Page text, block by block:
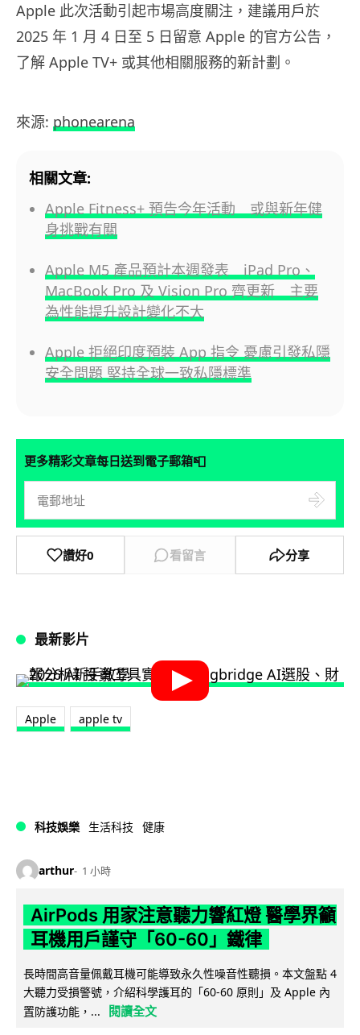
Apple 此次活動引起市場高度關注，建議用戶於
2025 年 1 月 4 日至 5 日留意 Apple 的官方公告，
了解 Apple TV+ 或其他相關服務的新計劃。
來源: phonearena
相關文章:
Apple Fitness+ 預告今年活動 或與新年健
身挑戰有關
Apple M5 產品預計本週發表 iPad Pro、
MacBook Pro 及 Vision Pro 齊更新 主要
為性能提升設計變化不大
Apple 拒絕印度預裝 App 指令 憂慮引發私隱
安全問題 堅持全球一致私隱標準
更多精彩文章每日送到電子郵箱📮
讚好0 看留言 分享
最新影片
Apple apple tv
科技娛樂 生活科技 健康
arthur 1 小時
AirPods 用家注意聽力響紅燈 醫學界籲
耳機用戶謹守「60-60」鐵律
長時間高音量佩戴耳機可能導致永久性噪音性聽損。本文盤點 4
大聽力受損警號，介紹科學護耳的「60-60 原則」及 Apple 內
置防護功能，...
閱讀全文